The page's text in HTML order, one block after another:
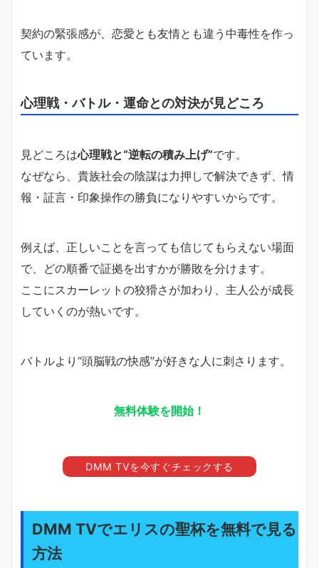
契約の緊張感が、恋愛とも友情とも違う中毒性を作っ
ています。
心理戦・バトル・運命との対決が見どころ
見どころは心理戦と“逆転の積み上げ”です。
なぜなら、貴族社会の陰謀は力押しで解決できず、情
報・証言・印象操作の勝負になりやすいからです。
例えば、正しいことを言っても信じてもらえない場面
で、どの順番で証拠を出すかが勝敗を分けます。
ここにスカーレットの狡猾さが加わり、主人公が成長
していくのが熱いです。
バトルより“頭脳戦の快感”が好きな人に刺さります。
無料体験を開始！
DMM TVを今すぐチェックする
DMM TVでエリスの聖杯を無料で見る
方法